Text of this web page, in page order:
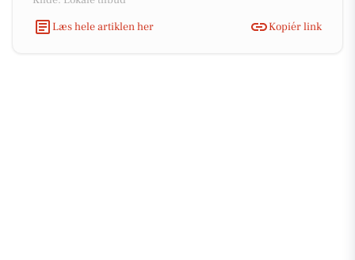
Læs hele artiklen her
Kopiér link